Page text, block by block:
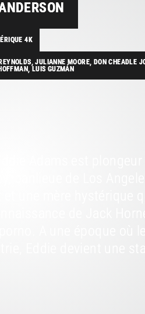
4K
JULIANNE MOORE, DON CHEADLE
LUIS GUZMÁN
Adams est
banlieue de Los
et une mère hystérique
de Jack
A une époque où
Eddie devient une